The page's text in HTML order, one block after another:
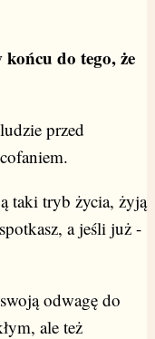
końcu do tego, że
przed
taki tryb życia, żyją
a jeśli już -
odwagę do
ale też